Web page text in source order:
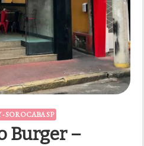
SOROCABA SP
Burger –